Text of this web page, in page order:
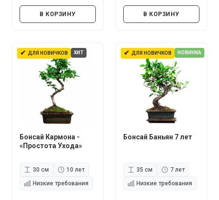
В КОРЗИНУ В КОРЗИНУ
✔ ДЛЯ НОВИЧКОВ ХИТ
Бонсай Кармона -
«Простота Ухода»
30 см
10 лет
Низкие требования
✔ ДЛЯ НОВИЧКОВ НОВИНКА
Бонсай Баньян 7 лет
35 см
7 лет
Низкие требования